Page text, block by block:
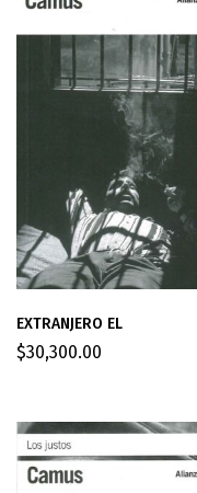
EXTRANJERO EL
$30,300.00